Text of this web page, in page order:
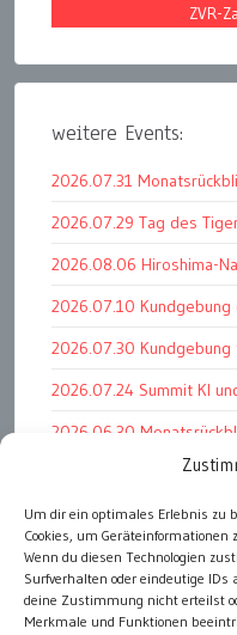
Um dir ein optimales Erlebnis zu
Cookies, um
Wenn du diesen Technologien
Surfverhalten oder eindeutige IDs
deine Zustimmung nicht erteilst
Merkmale und Funktionen
ZVR-
weitere Events:
2026.07.31
2026.07.29 Tag des
2026.08.06 Hiroshima-
2026.07.10
2026.07.30 Kundgebung
2026.07.24 Summit KI
2026.06.30
2026.07.11 Worauf es
2026.07.01 Markenwert
2026.07.07 Open Space